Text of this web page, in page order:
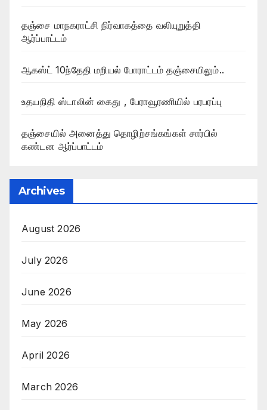
தஞ்சை மாநகராட்சி நிர்வாகத்தை வலியுறுத்தி
ஆர்ப்பாட்டம்
ஆகஸ்ட் 10ந்தேதி மறியல் போராட்டம் தஞ்சையிலும்..
உதயநிதி ஸ்டாலின் கைது , பேராவூரணியில் பரபரப்பு
தஞ்சையில் அனைத்து தொழிற்சங்கங்கள் சார்பில்
கண்டன ஆர்ப்பாட்டம்
Archives
August 2026
July 2026
June 2026
May 2026
April 2026
March 2026